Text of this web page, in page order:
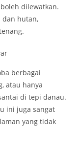
dilewatkan.
dan hutan,
berbagai
atau hanya
di tepi danau.
ini juga sangat
yang tidak